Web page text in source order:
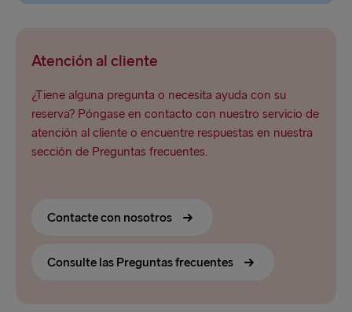
Atención al cliente
¿Tiene alguna pregunta o necesita ayuda con su
reserva? Póngase en contacto con nuestro servicio de
atención al cliente o encuentre respuestas en nuestra
sección de Preguntas frecuentes.
Contacte con nosotros
Consulte las Preguntas frecuentes